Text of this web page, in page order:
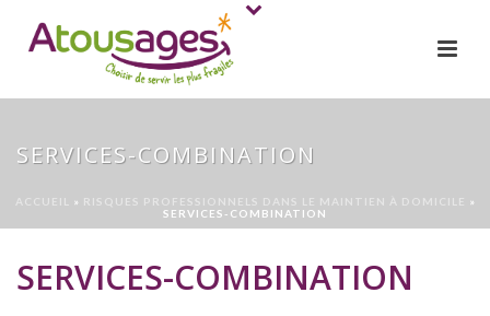
SERVICES-COMBINATION
ACCUEIL » RISQUES PROFESSIONNELS DANS LE MAINTIEN À DOMICILE
»
SERVICES-COMBINATION
SERVICES-COMBINATION